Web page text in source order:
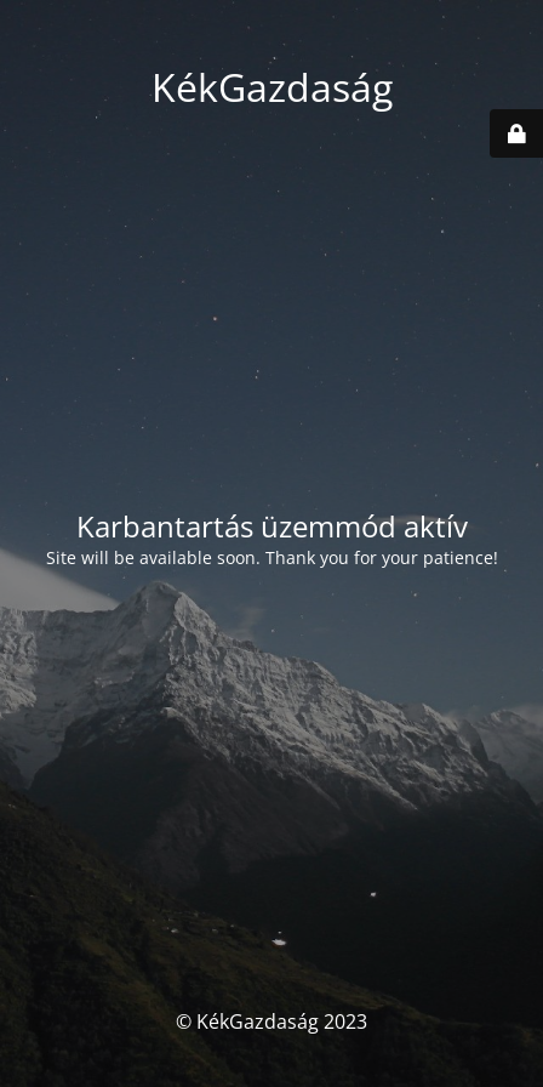
KékGazdaság
Karbantartás üzemmód aktív
Site will be available soon. Thank you for your patience!
© KékGazdaság 2023